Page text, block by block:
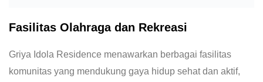
Fasilitas Olahraga dan Rekreasi
Griya Idola Residence menawarkan berbagai fasilitas
komunitas yang mendukung gaya hidup sehat dan aktif,